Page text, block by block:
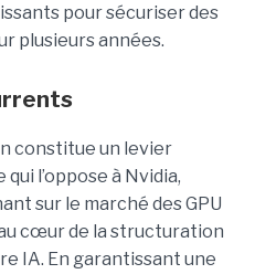
pour sécuriser des
plusieurs années.
constitue un levier
l’oppose à Nvidia,
sur le marché des GPU
au cœur de la structuration
IA. En garantissant une